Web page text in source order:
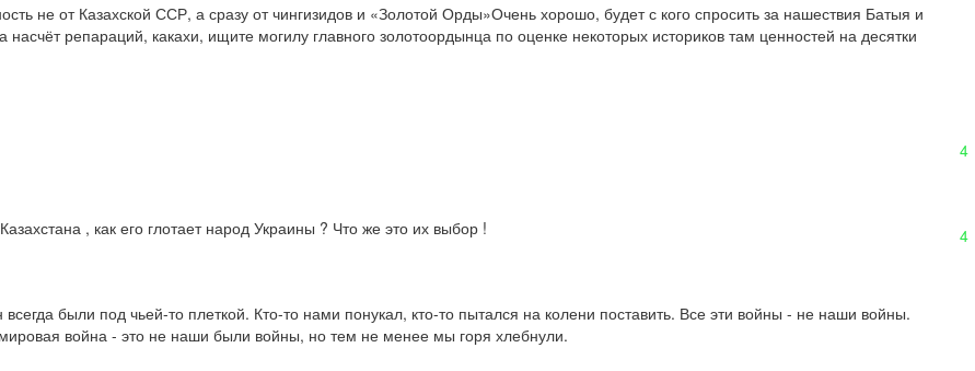
не от Казахской ССР, а сразу от чингизидов и «Золотой Орды»Очень хорошо, будет с кого спросить за нашествия Батыя и
насчёт репараций, какахи, ищите могилу главного золотоордынца по оценке некоторых историков там ценностей на десятки
4
, как его глотает народ Украины ? Что же это их выбор ! 4
были под чьей-то плеткой. Кто-то нами понукал, кто-то пытался на колени поставить. Все эти войны - не наши войны.
война - это не наши были войны, но тем не менее мы горя хлебнули.